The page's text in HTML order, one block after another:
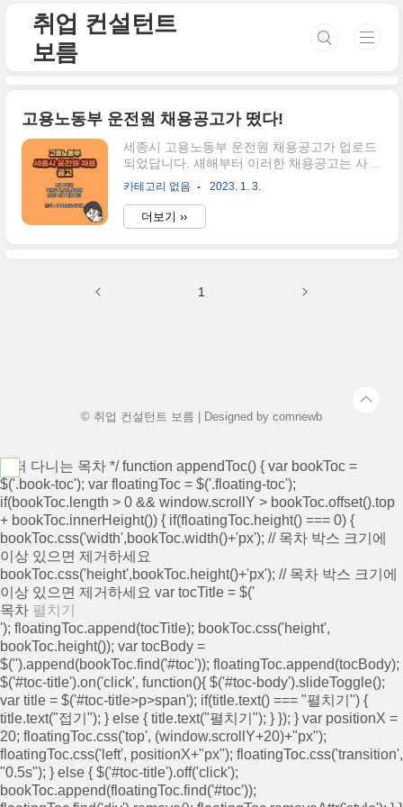
취업 컨설턴트
보름
고용노동부 운전원 채용공고가 떴다!
세종시 고용노동부 운전원 채용공고가 업로드
되었답니다. 새해부터 이러한 채용공고는 사실
희소식에 가깝죠. 얼마 전 2022년 11월 기준
통계를 확인해보니 실업률이 6만 명을 초과했
었거든요. 최근 기업에서는 정리해고, 희망퇴
직자 정리로 많은 사람들이 직장을 잃는 추세
더더욱이요. 지금부터 세종시 고용노동부 운전
카테고리 없음 2023. 1. 3.
더보기 ››
1
© 취업 컨설턴트 보름 | Designed by comnewb
/* 떠 다니는 목차 */ function appendToc() { var bookToc =
$('.book-toc'); var floatingToc = $('.floating-toc');
if(bookToc.length > 0 && window.scrollY > bookToc.offset().top
+ bookToc.innerHeight()) { if(floatingToc.height() === 0) {
bookToc.css('width',bookToc.width()+'px'); // 목차 박스 크기에
이상 있으면 제거하세요
bookToc.css('height',bookToc.height()+'px'); // 목차 박스 크기에
이상 있으면 제거하세요 var tocTitle = $('
목차 펼치기
'); floatingToc.append(tocTitle); bookToc.css('height',
bookToc.height()); var tocBody =
$('').append(bookToc.find('#toc')); floatingToc.append(tocBody);
$('#toc-title').on('click', function(){ $('#toc-body').slideToggle();
var title = $('#toc-title>p>span'); if(title.text() === "펼치기") {
title.text("접기"); } else { title.text("펼치기"); } }); } var positionX =
20; floatingToc.css('top', (window.scrollY+20)+"px");
floatingToc.css('left', positionX+"px"); floatingToc.css('transition',
"0.5s"); } else { $('#toc-title').off('click');
bookToc.append(floatingToc.find('#toc'));